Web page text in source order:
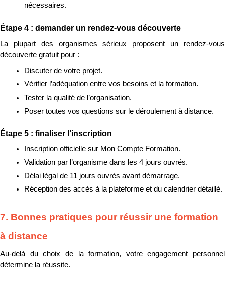
nécessaires.
Étape 4 : demander un rendez-vous découverte
La plupart des organismes sérieux proposent un rendez-vous
découverte gratuit pour :
Discuter de votre projet.
Vérifier l’adéquation entre vos besoins et la formation.
Tester la qualité de l’organisation.
Poser toutes vos questions sur le déroulement à distance.
Étape 5 : finaliser l’inscription
Inscription officielle sur Mon Compte Formation.
Validation par l’organisme dans les 4 jours ouvrés.
Délai légal de 11 jours ouvrés avant démarrage.
Réception des accès à la plateforme et du calendrier détaillé.
7. Bonnes pratiques pour réussir une formation
à distance
Au-delà du choix de la formation, votre engagement personnel
détermine la réussite.